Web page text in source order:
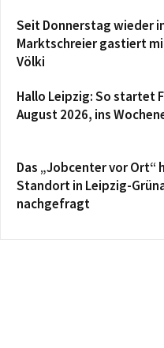
Seit Donnerstag wieder
Marktschreier gastiert
Völki
Hallo Leipzig: So startet
August 2026, ins
Das „Jobcenter vor Ort“
Standort in Leipzig-
nachgefragt